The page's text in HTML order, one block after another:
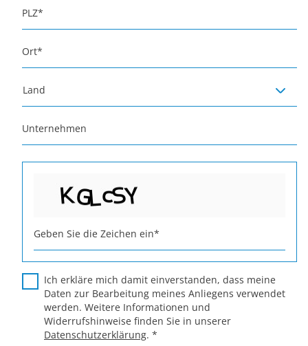
PLZ*
Ort*
Land
Unternehmen
Geben Sie die Zeichen ein*
Ich erkläre mich damit einverstanden, dass meine
Daten zur Bearbeitung meines Anliegens verwendet
werden. Weitere Informationen und
Widerrufshinweise finden Sie in unserer
Datenschutzerklärung. *